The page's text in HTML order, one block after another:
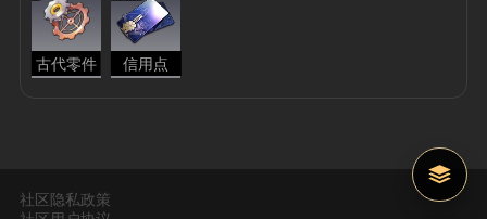
古代零件 信用点
社区隐私政策